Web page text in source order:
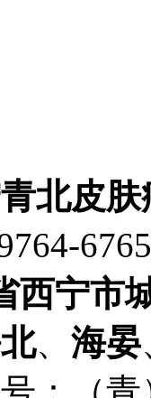
北皮肤
西宁市
、 海晏